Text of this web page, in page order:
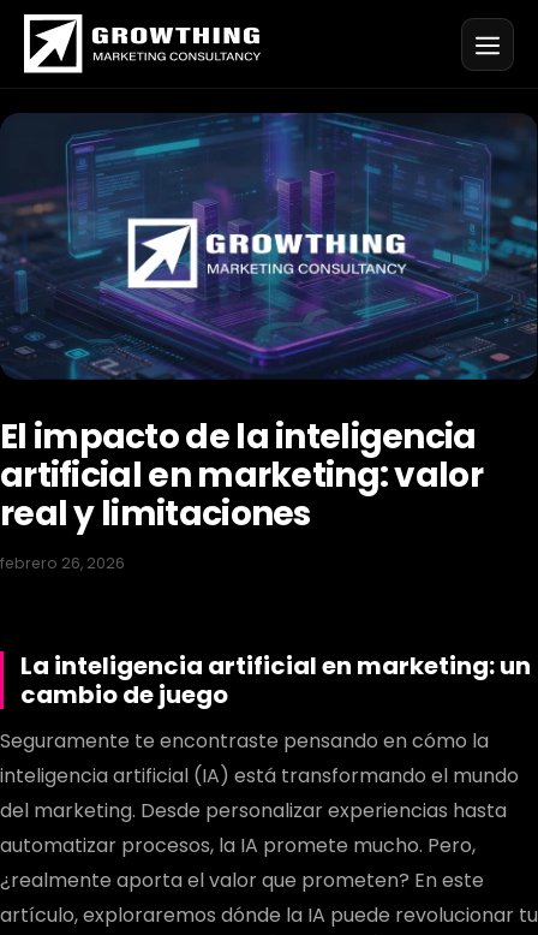
Saltar
contenido
El impacto de la inteligencia
artificial en marketing: valor
real y limitaciones
febrero 26, 2026
La inteligencia artificial en marketing: un
cambio de juego
Seguramente te encontraste pensando en cómo la
inteligencia artificial (IA) está transformando el mundo
del marketing. Desde personalizar experiencias hasta
automatizar procesos, la IA promete mucho. Pero,
¿realmente aporta el valor que prometen? En este
artículo, exploraremos dónde la IA puede revolucionar tu